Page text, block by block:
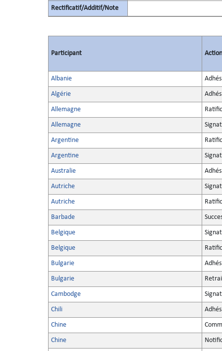
Rectificatif/Additif/Note
Participant Action
Albanie
Algérie
Allemagne
Allemagne
Argentine
Argentine
Australie
Autriche
Autriche
Barbade
Belgique
Belgique
Bulgarie
Bulgarie
Cambodge
Chili
Chine
Chine